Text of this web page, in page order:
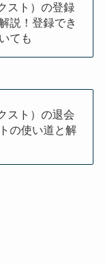
スト）の登録
説！登録でき
ても
スト）の退会
の使い道と解